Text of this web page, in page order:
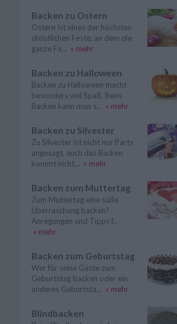
Backen zu Ostern
Ostern ist eines der höchsten
christlichen Feste, an dem die
ganze Fa... » mehr
Backen zu Halloween
Backen zu Halloween macht
besonders viel Spaß. Beim
Backen kann man s... » mehr
Backen zu Silvester
Zu Silvester ist nicht nur Party
angesagt, auch das Backen
kommt nicht... » mehr
Backen zum Muttertag
Zum Muttertag eine süße
Überraschung backen?
Anregungen und Tipps f...
» mehr
Backen zum Geburtstag
Wer für seine Gäste zum
Geburtstag backen oder ein
anderes Geburtsta... » mehr
Blindbacken